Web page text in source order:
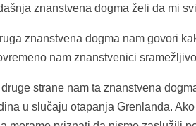
znanstvena dogma želi da mi
znanstvena dogma nam govori
nam znanstvenici
strane nam ta znanstvena
u slučaju otapanja Grenlanda.